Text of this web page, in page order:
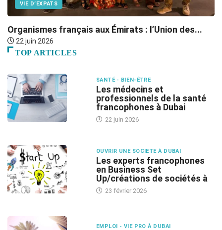
VIE D’EXPATS
Organismes français aux Émirats : l’Union des...
22 juin 2026
TOP ARTICLES
SANTÉ - BIEN-ÊTRE
Les médecins et
professionnels de la santé
francophones à Dubai
22 juin 2026
OUVRIR UNE SOCIETE À DUBAI
Les experts francophones
en Business Set
Up/créations de sociétés à
23 février 2026
EMPLOI - VIE PRO À DUBAI